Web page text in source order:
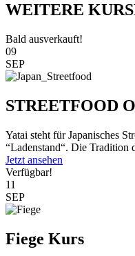
WEITERE
Bald ausverkauft!
09
SEP
STREETFOOD
Yatai steht für Japanisches
“Ladenstand“. Die Tradition
Jetzt ansehen
Verfügbar!
11
SEP
Fiege Kurs